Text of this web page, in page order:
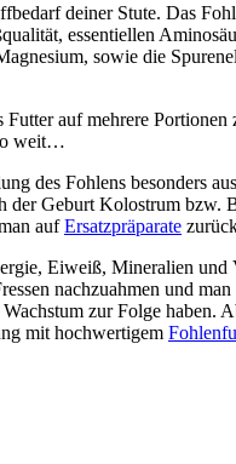
deiner Stute. Das
essentiellen
sowie die
auf mehrere
weit…
des Fohlens besonders
der Geburt Kolostrum
aufErsatzpräparate
Eiweiß, Mineralien
nachzuahmen und
zur Folge
mit hochwertigem